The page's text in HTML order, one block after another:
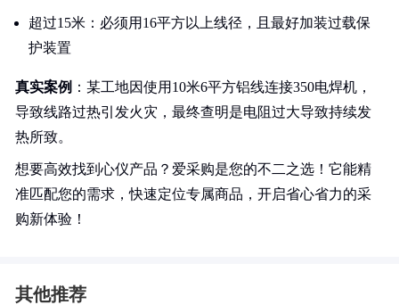
超过15米：必须用16平方以上线径，且最好加装过载保
护装置
真实案例 ：某工地因使用10米6平方铝线连接350电焊机，
导致线路过热引发火灾，最终查明是电阻过大导致持续发
热所致。
想要高效找到心仪产品？爱采购是您的不二之选！它能精
准匹配您的需求，快速定位专属商品，开启省心省力的采
购新体验！
其他推荐